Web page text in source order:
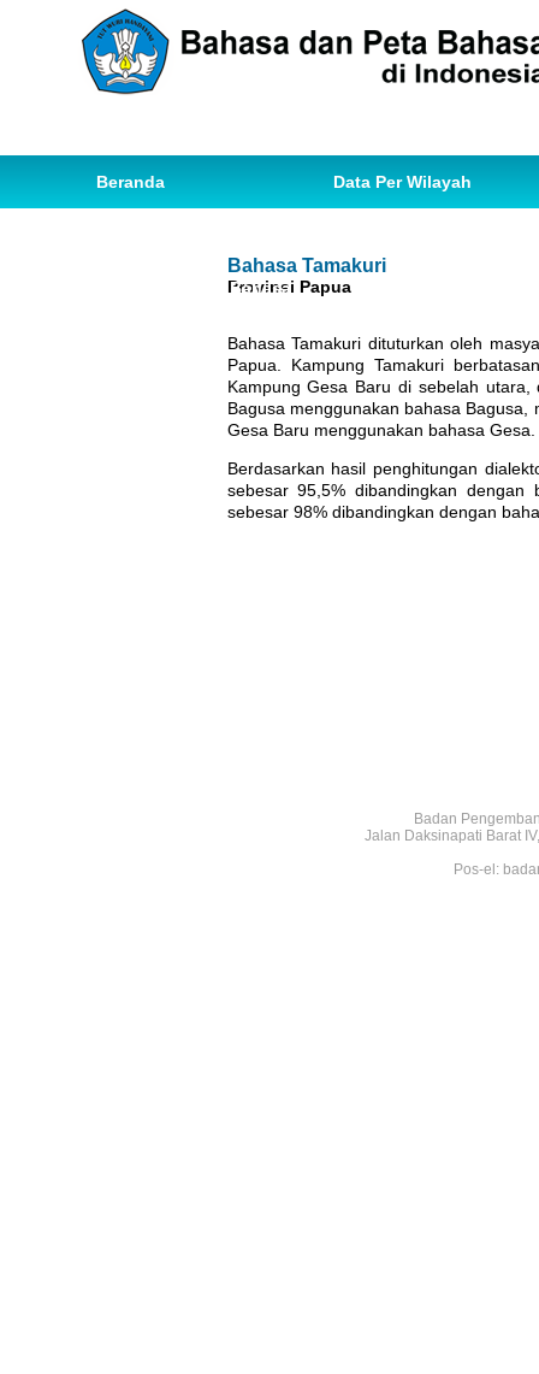
Beranda Data Per Wilayah
Ihwal Pemetaan Bahasa
Bahasa Tamakuri
Provinsi Papua
Bahasa Tamakuri dituturkan oleh
Papua. Kampung Tamakuri
Kampung Gesa Baru di sebelah
Bagusa menggunakan bahasa
Gesa Baru menggunakan bahasa Gesa.
Berdasarkan hasil penghitungan
sebesar 95,5% dibandingkan dengan
sebesar 98% dibandingkan dengan
Badan
Jalan Daksinapati Barat
Pos-el: